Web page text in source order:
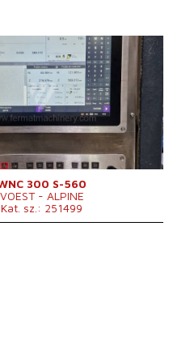
0
igen
500 mm
átmérője
470 mm
felett
345 mm
77 mm
0 - 3000 /min.
igen
igen
a
37.5 kW
300 S-560
VOEST - ALPINE
Kat. sz.: 251499